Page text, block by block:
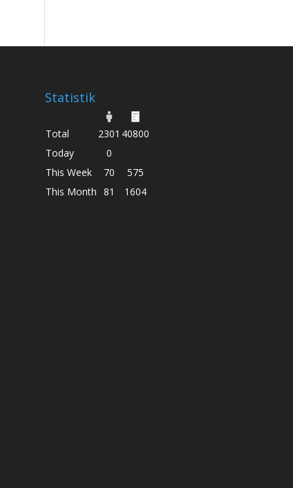
Statistik
Total 2301 40800
Today
0
This Week
70
575
This Month 81 1604